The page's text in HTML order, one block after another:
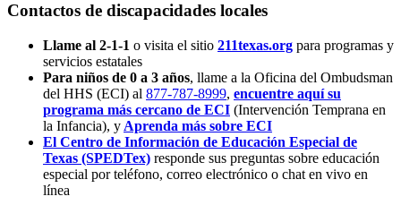
Contactos de discapacidades locales
Llame al 2-1-1 o visita el sitio 211texas.org para programas y
servicios estatales
Para niños de 0 a 3 años, llame a la Oficina del Ombudsman
del HHS (ECI) al 877-787-8999, encuentre aquí su
programa más cercano de ECI (Intervención Temprana en
la Infancia), y Aprenda más sobre ECI
El Centro de Información de Educación Especial de
Texas (SPEDTex) responde sus preguntas sobre educación
especial por teléfono, correo electrónico o chat en vivo en
línea